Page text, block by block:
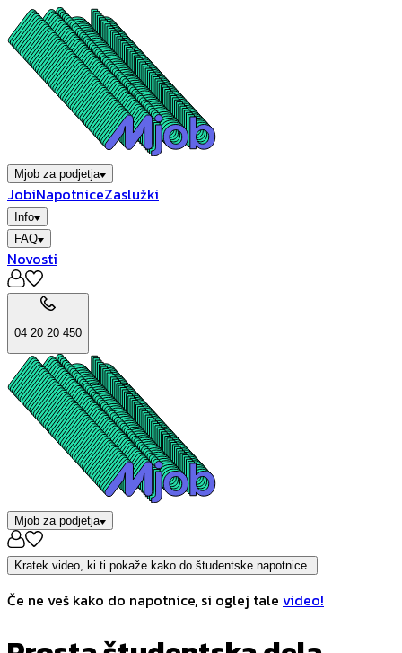
Mjob za podjetja
JobiNapotniceZaslužki
Info
FAQ
Novosti
04 20 20 450
Mjob za podjetja
Kratek video, ki ti pokaže kako do študentske napotnice.
Če ne veš kako do napotnice, si oglej tale video!